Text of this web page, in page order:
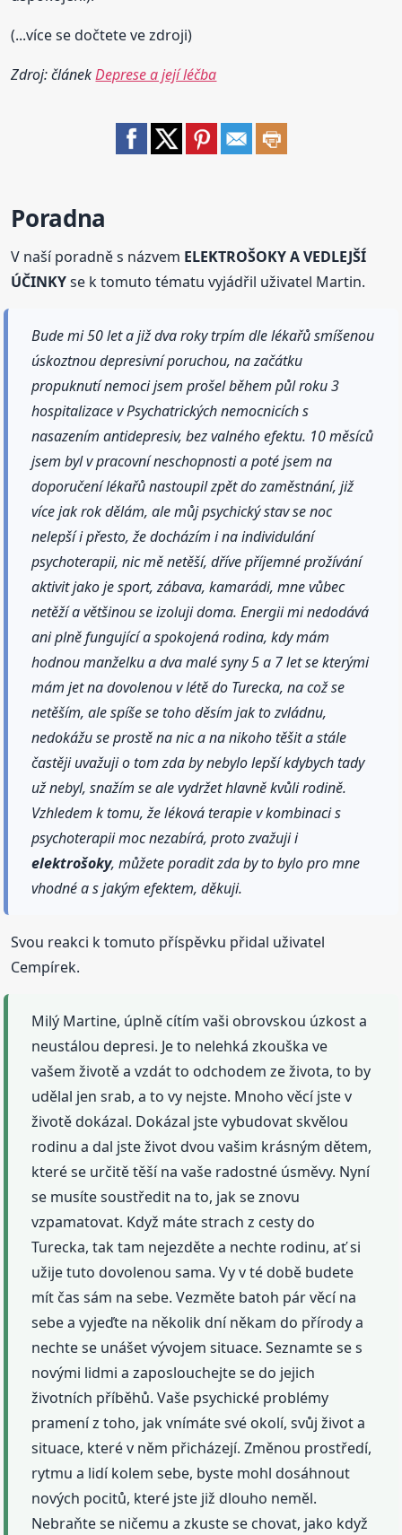
(...více se dočtete ve zdroji)
Zdroj: článekDeprese a její léčba
Poradna
V naší poradně s názvem ELEKTROŠOKY A VEDLEJŠÍ
ÚČINKYse k tomuto tématu vyjádřil uživatel Martin.
Bude mi 50 let a již dva roky trpím dle lékařů smíšenou
úskoztnou depresivní poruchou, na začátku
propuknutí nemoci jsem prošel během půl roku 3
hospitalizace v Psychatrických nemocnicích s
nasazením antidepresiv, bez valného efektu. 10 měsíců
jsem byl v pracovní neschopnosti a poté jsem na
doporučení lékařů nastoupil zpět do zaměstnání, již
více jak rok dělám, ale můj psychický stav se noc
nelepší i přesto, že docházím i na individulání
psychoterapii, nic mě netěší, dříve příjemné prožívání
aktivit jako je sport, zábava, kamarádi, mne vůbec
netěží a většinou se izoluji doma. Energii mi nedodává
ani plně fungující a spokojená rodina, kdy mám
hodnou manželku a dva malé syny 5 a 7 let se kterými
mám jet na dovolenou v létě do Turecka, na což se
netěším, ale spíše se toho děsím jak to zvládnu,
nedokážu se prostě na nic a na nikoho těšit a stále
častěji uvažuji o tom zda by nebylo lepší kdybych tady
už nebyl, snažím se ale vydržet hlavně kvůli rodině.
Vzhledem k tomu, že léková terapie v kombinaci s
psychoterapii moc nezabírá, proto zvažuji i
elektrošoky, můžete poradit zda by to bylo pro mne
vhodné a s jakým efektem, děkuji.
Svou reakci k tomuto příspěvku přidal uživatel
Cempírek.
Milý Martine, úplně cítím vaši obrovskou úzkost a
neustálou depresi. Je to nelehká zkouška ve
vašem životě a vzdát to odchodem ze života, to by
udělal jen srab, a to vy nejste. Mnoho věcí jste v
životě dokázal. Dokázal jste vybudovat skvělou
rodinu a dal jste život dvou vašim krásným dětem,
které se určitě těší na vaše radostné úsměvy. Nyní
se musíte soustředit na to, jak se znovu
vzpamatovat. Když máte strach z cesty do
Turecka, tak tam nejezděte a nechte rodinu, ať si
užije tuto dovolenou sama. Vy v té době budete
mít čas sám na sebe. Vezměte batoh pár věcí na
sebe a vyjeďte na několik dní někam do přírody a
nechte se unášet vývojem situace. Seznamte se s
novými lidmi a zaposlouchejte se do jejich
životních příběhů. Vaše psychické problémy
pramení z toho, jak vnímáte své okolí, svůj život a
situace, které v něm přicházejí. Změnou prostředí,
rytmu a lidí kolem sebe, byste mohl dosáhnout
nových pocitů, které jste již dlouho neměl.
Nebraňte se ničemu a zkuste se chovat, jako když